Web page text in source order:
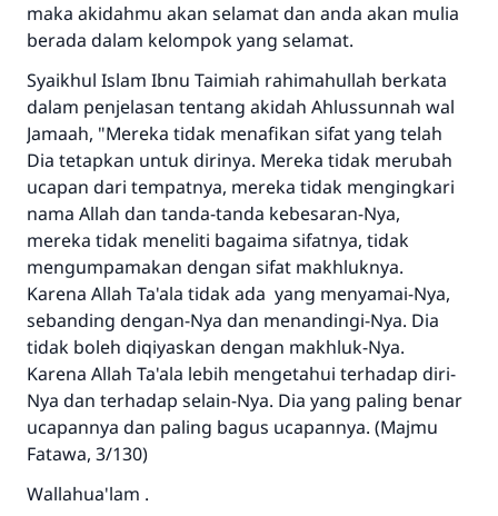
maka akidahmu akan selamat dan anda akan mulia
berada dalam kelompok yang selamat.
Syaikhul Islam Ibnu Taimiah rahimahullah berkata
dalam penjelasan tentang akidah Ahlussunnah wal
Jamaah, "Mereka tidak menafikan sifat yang telah
Dia tetapkan untuk dirinya. Mereka tidak merubah
ucapan dari tempatnya, mereka tidak mengingkari
nama Allah dan tanda-tanda kebesaran-Nya,
mereka tidak meneliti bagaima sifatnya, tidak
mengumpamakan dengan sifat makhluknya.
Karena Allah Ta'ala tidak ada yang menyamai-Nya,
sebanding dengan-Nya dan menandingi-Nya. Dia
tidak boleh diqiyaskan dengan makhluk-Nya.
Karena Allah Ta'ala lebih mengetahui terhadap diri-
Nya dan terhadap selain-Nya. Dia yang paling benar
ucapannya dan paling bagus ucapannya. (Majmu
Fatawa, 3/130)
Wallahua'lam .